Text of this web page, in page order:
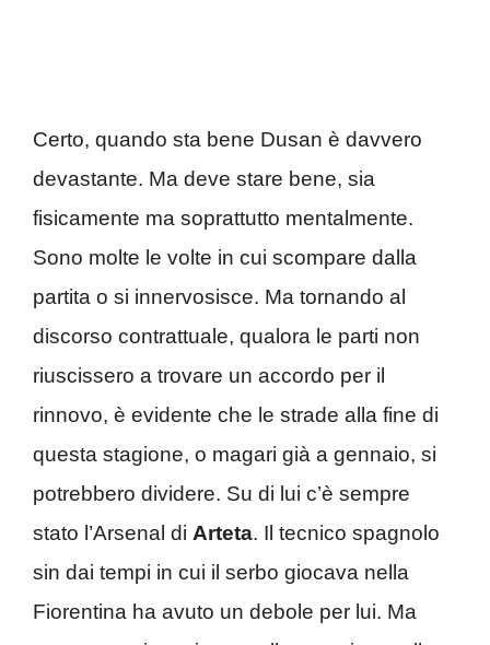
Certo, quando sta bene Dusan è davvero
devastante. Ma deve stare bene, sia
fisicamente ma soprattutto mentalmente.
Sono molte le volte in cui scompare dalla
partita o si innervosisce. Ma tornando al
discorso contrattuale, qualora le parti non
riuscissero a trovare un accordo per il
rinnovo, è evidente che le strade alla fine di
questa stagione, o magari già a gennaio, si
potrebbero dividere. Su di lui c’è sempre
stato l’Arsenal di Arteta. Il tecnico spagnolo
sin dai tempi in cui il serbo giocava nella
Fiorentina ha avuto un debole per lui. Ma